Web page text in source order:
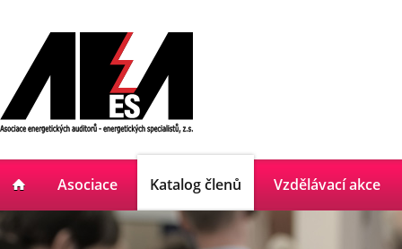
Asociace Katalog členů Vzdělávací akce